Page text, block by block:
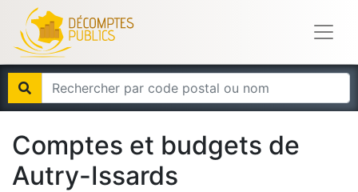
Comptes et budgets de
Autry-Issards